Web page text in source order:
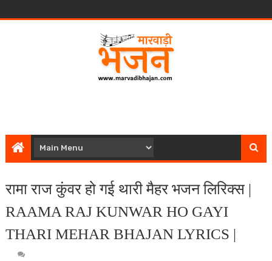
रामा राज कुंवर हो गई थारी मैहर भजन लिरिक्स |
RAAMA RAJ KUNWAR HO GAYI
THARI MEHAR BHAJAN LYRICS |